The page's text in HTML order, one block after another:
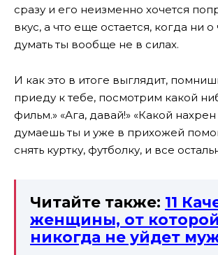
сразу и его неизменно хочется
вкус, а что еще остается, когда ни
думать ты вообще не в силах.
И как это в итоге выглядит,
приеду к тебе, посмотрим какой
фильм.» «Ага, давай!» «Какой
думаешь ты и уже в прихожей
снять куртку, футболку, и все
Читайте также: 11
женщины, от которой
никогда не уйдет